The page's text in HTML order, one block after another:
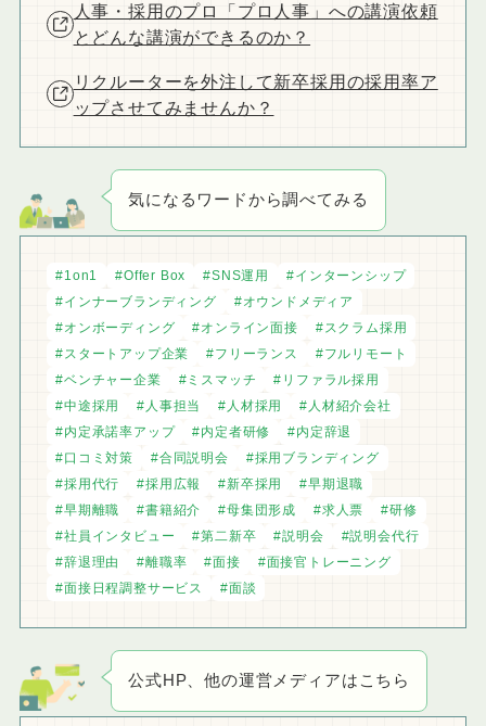
人事・採用のプロ「プロ人事」への講演依頼
とどんな講演ができるのか？
リクルーターを外注して新卒採用の採用率ア
ップさせてみませんか？
気になるワードから調べてみる
1on1 Offer Box SNS運用
インターンシップ
インナーブランディング
オウンドメディア
オンボーディング
オンライン面接
スクラム採用
スタートアップ企業
フリーランス
フルリモート
ベンチャー企業
ミスマッチ
リファラル採用
中途採用
人事担当 人材採用
人材紹介会社
内定承諾率アップ
内定者研修
内定辞退
口コミ対策
合同説明会
採用ブランディング
採用代行
採用広報 新卒採用
早期退職
早期離職
書籍紹介 母集団形成 求人票
研修
社員インタビュー
第二新卒 説明会
説明会代行
辞退理由
離職率 面接
面接官トレーニング
面接日程調整サービス
面談
公式HP、他の運営メディアはこちら